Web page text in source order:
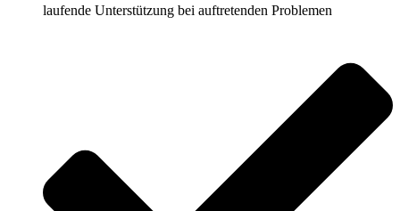
laufende Unterstützung bei auftretenden Problemen